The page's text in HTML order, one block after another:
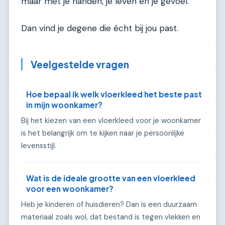
Dan vind je degene die écht bij jou past.
Veelgestelde vragen
Hoe bepaal ik welk vloerkleed het beste past
in mijn woonkamer?
Bij het kiezen van een vloerkleed voor je woonkamer
is het belangrijk om te kijken naar je persoonlijke
levensstijl.
Wat is de ideale grootte van een vloerkleed
voor een woonkamer?
Heb je kinderen of huisdieren? Dan is een duurzaam
materiaal zoals wol, dat bestand is tegen vlekken en